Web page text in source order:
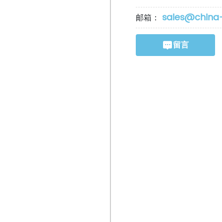
邮箱：
留言